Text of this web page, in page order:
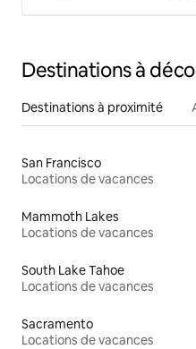
Destinations à
Destinations à proximité
San Francisco
Locations de vacances
Mammoth Lakes
Locations de vacances
South Lake Tahoe
Locations de vacances
Sacramento
Locations de vacances